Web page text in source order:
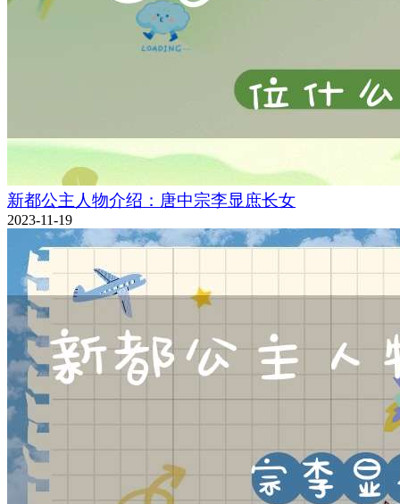
新都公主人物介绍：唐中宗李显庶长女
2023-11-19